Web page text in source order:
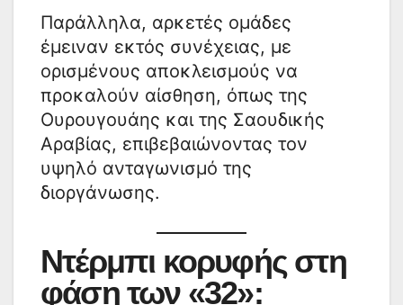
Παράλληλα, αρκετές ομάδες
έμειναν εκτός συνέχειας, με
ορισμένους αποκλεισμούς να
προκαλούν αίσθηση, όπως της
Ουρουγουάης και της Σαουδικής
Αραβίας, επιβεβαιώνοντας τον
υψηλό ανταγωνισμό της
διοργάνωσης.
Ντέρμπι κορυφής στη
φάση των «32»: